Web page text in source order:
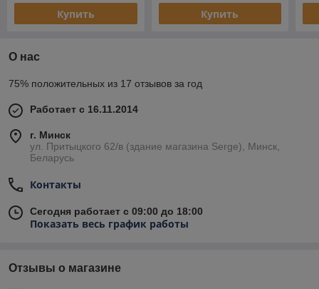
Купить Купить
О нас
75% положительных из 17 отзывов за год
Работает с 16.11.2014
г. Минск
ул. Притыцкого 62/в (здание магазина Serge), Минск,
Беларусь
Контакты
Сегодня работает с 09:00 до 18:00
Показать весь график работы
Отзывы о магазине